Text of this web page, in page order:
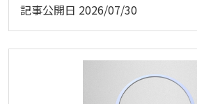
記事公開日 2026/07/30